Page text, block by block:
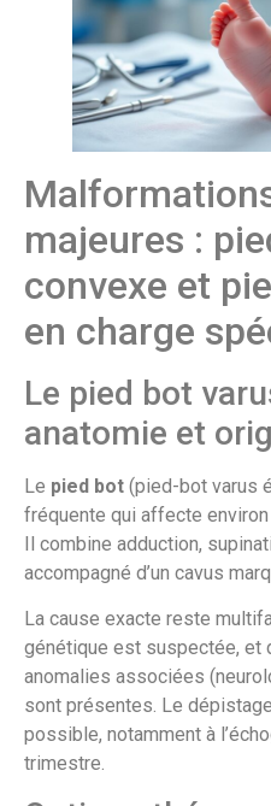
majeures :
convexe et
en charge
Le pied bot
anatomie et
Le pied bot (pied-bot varus
fréquente qui affecte environ
Il combine adduction,
accompagné d’un cavus
La cause exacte reste
génétique est suspectée, et
anomalies associées
sont présentes. Le
possible, notamment à
trimestre.